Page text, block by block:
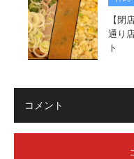
【閉
通り
ト
コメント